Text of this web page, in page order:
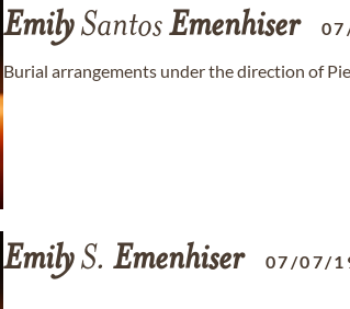
EmilySantosEmenhiser
Burial arrangements under the direction of
EmilyS. Emenhiser 07/07/